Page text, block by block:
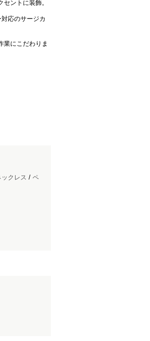
ントに装飾。
応のサージカ
業にこだわりま
クレス / ペ